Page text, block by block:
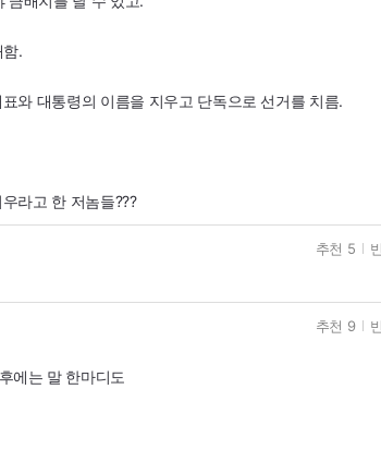
.
와 대통령의 이름을 지우고 단독으로 선거를 치름.
라고 한 저놈들???
추천 5
에는 말 한마디도
추천 9